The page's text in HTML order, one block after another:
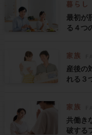
最初が
る４つ
産後の
れる３
共働き
破する